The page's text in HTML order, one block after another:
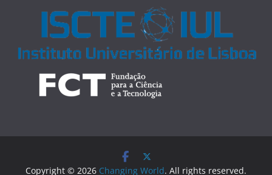
Copyright © 2026 Changing World. All rights reserved.